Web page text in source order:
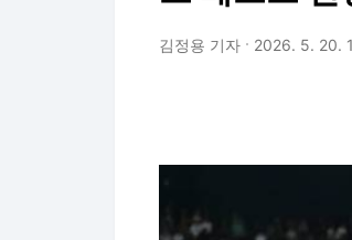
김정용 기자 2026. 5. 20.